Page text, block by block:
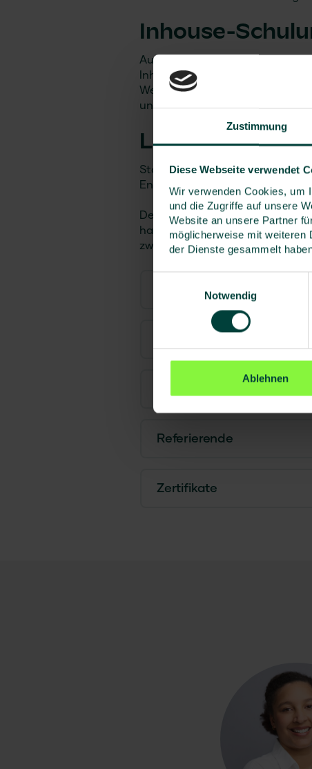
Zustimmung
Diese Webseite verwendet
Wir verwenden Cookies, um
und die Zugriffe auf unsere
Website an unsere Partner
möglicherweise mit weiteren
der Dienste gesammelt
Notwendig
Ablehnen
Inhouse-
Auf Wunsch führen wir diese
Inhouse-Veranstaltung durch.
Weiterbildungskonzept, das
und Ihrer Mitarbeitenden
Start am ersten Tag: ca. 8:30
Ende am letzten Tag: ca. 17:00
Der Verband für Sicherheit,
hat diesen Lehrgang mit zwei
zwei Punkten im Bereich
Themenschwerpunkte
Referierende
Zertifikate